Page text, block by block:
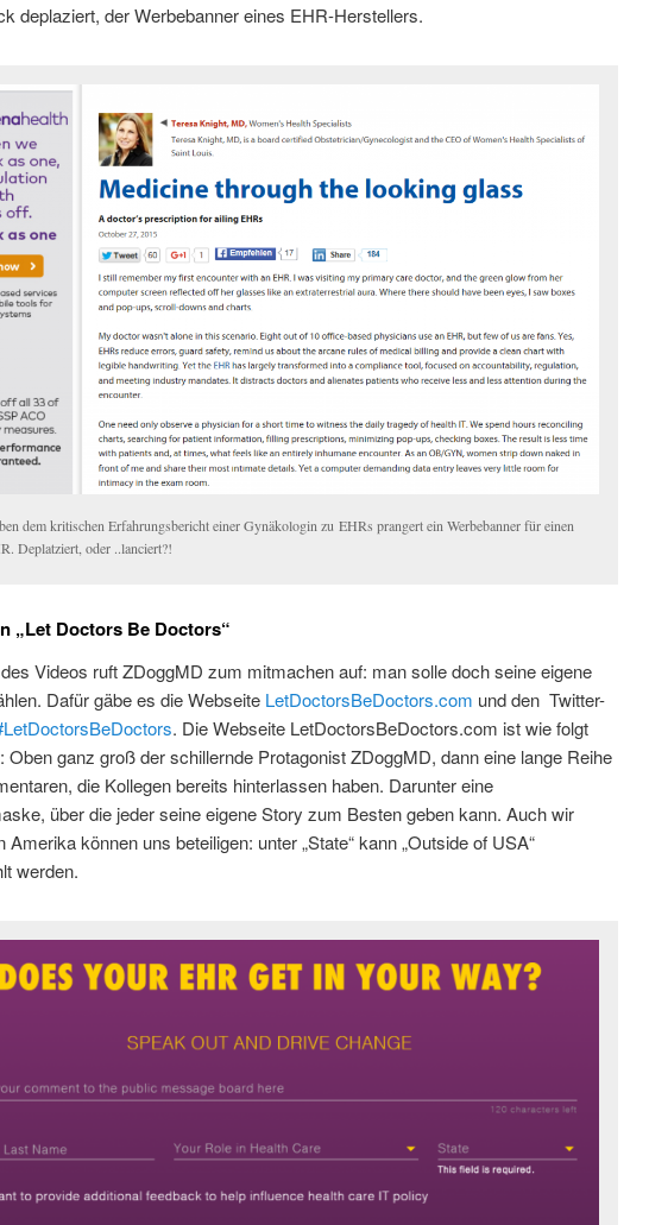
deplaziert, der Werbebanner eines EHR-Herstellers.
dem kritischen Erfahrungsbericht einer Gynäkologin zu EHRs prangert ein Werbebanner für einen
Deplatziert, oder ..lanciert?!
„Let Doctors Be Doctors“
Videos ruft ZDoggMD zum mitmachen auf: man solle doch seine eigene
Dafür gäbe es die Webseite LetDoctorsBeDoctors.com und den Twitter-
. Die Webseite LetDoctorsBeDoctors.com ist wie folgt
Oben ganz groß der schillernde Protagonist ZDoggMD, dann eine lange Reihe
die Kollegen bereits hinterlassen haben. Darunter eine
über die jeder seine eigene Story zum Besten geben kann. Auch wir
Amerika können uns beteiligen: unter „State“ kann „Outside of USA“
werden.